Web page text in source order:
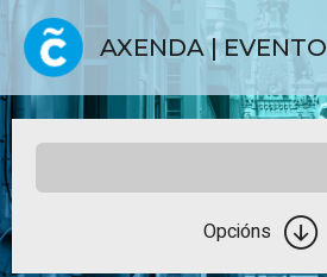
AXENDA | EVENTO
Opcións